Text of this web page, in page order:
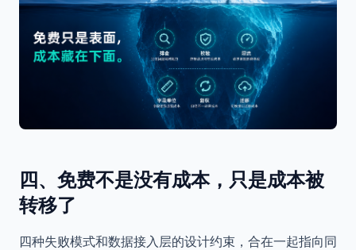
四、免费不是没有成本，只是成本被
转移了
四种失败模式和数据接入层的设计约束，合在一起指向同